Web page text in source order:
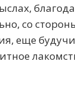
со
еще